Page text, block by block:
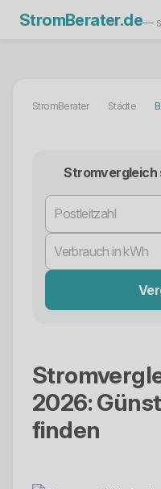
StromBerater.de—
StromBerater Städte
2026:
finden